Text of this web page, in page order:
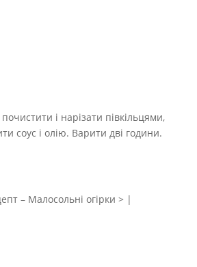
і нарізати півкільцями,
соус і олію. Варити дві години.
– Малосольні огірки > |